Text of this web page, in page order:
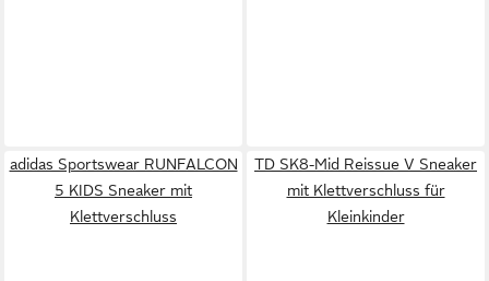
adidas Sportswear RUNFALCON
5 KIDS Sneaker mit
Klettverschluss
TD SK8-Mid Reissue V Sneaker
mit Klettverschluss für
Kleinkinder